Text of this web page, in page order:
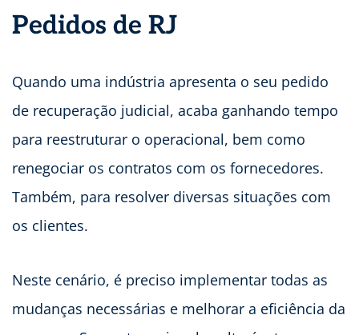
Pedidos de RJ
Quando uma indústria apresenta o seu pedido
de recuperação judicial, acaba ganhando tempo
para reestruturar o operacional, bem como
renegociar os contratos com os fornecedores.
Também, para resolver diversas situações com
os clientes.
Neste cenário, é preciso implementar todas as
mudanças necessárias e melhorar a eficiência da